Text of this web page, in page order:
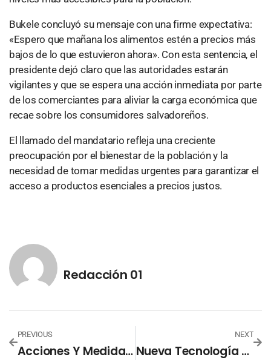
Bukele concluyó su mensaje con una firme expectativa:
«Espero que mañana los alimentos estén a precios más
bajos de lo que estuvieron ahora». Con esta sentencia, el
presidente dejó claro que las autoridades estarán
vigilantes y que se espera una acción inmediata por parte
de los comerciantes para aliviar la carga económica que
recae sobre los consumidores salvadoreños.
El llamado del mandatario refleja una creciente
preocupación por el bienestar de la población y la
necesidad de tomar medidas urgentes para garantizar el
acceso a productos esenciales a precios justos.
Redacción 01
PREVIOUS
Acciones Y Medidas De Protección Civil Ante Alerta Roja Por Dengue
NEXT
Nueva Tecnología Facilita Trámites Para Pensionados